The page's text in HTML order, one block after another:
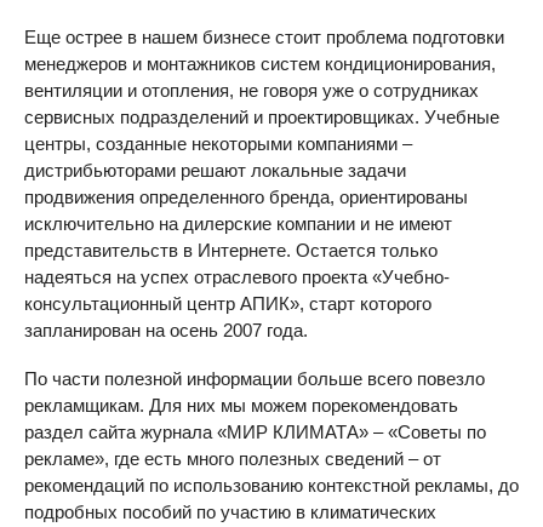
Еще острее в нашем бизнесе стоит проблема подготовки
менеджеров и монтажников систем кондиционирования,
вентиляции и отопления, не говоря уже о сотрудниках
сервисных подразделений и проектировщиках. Учебные
центры, созданные некоторыми компаниями –
дистрибьюторами решают локальные задачи
продвижения определенного бренда, ориентированы
исключительно на дилерские компании и не имеют
представительств в Интернете. Остается только
надеяться на успех отраслевого проекта «Учебно-
консультационный центр АПИК», старт которого
запланирован на осень 2007 года.
По части полезной информации больше всего повезло
рекламщикам. Для них мы можем порекомендовать
раздел сайта журнала «МИР КЛИМАТА» – «Советы по
рекламе», где есть много полезных сведений – от
рекомендаций по использованию контекстной рекламы, до
подробных пособий по участию в климатических